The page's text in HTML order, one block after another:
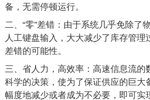
备，无需停顿运行。
二、“零”差错 ： 由于系统几乎免除了
人工键盘输入，大大减少了库存管理
差错的可能性。
三、省人力，高效率 ： 高速信息流的
科学的决策，使为了保证供应的巨大
幅度地减少或者成为不必要，即可实